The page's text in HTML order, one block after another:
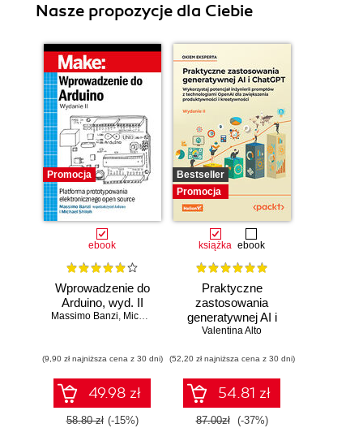
Nasze propozycje dla Ciebie
Promocja
ebook
Wprowadzenie do
Arduino, wyd. II
Massimo Banzi, Michael Shiloh
(9,90 zł najniższa cena z 30 dni)
49.98 zł
58.80 zł (-15%)
Bestseller
Promocja
książka ebook
Praktyczne
zastosowania
generatywnej AI i
ChatGPT.
potencjał inżynierii
promptów z
technologiami
OpenAI dla
zwiększenia
Valentina Alto
(52,20 zł najniższa cena z 30 dni)
54.81 zł
87.00zł (-37%)